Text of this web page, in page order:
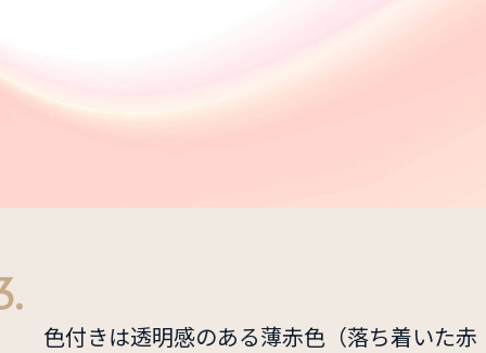
色付きは透明感のある薄赤色（落ち着いた赤